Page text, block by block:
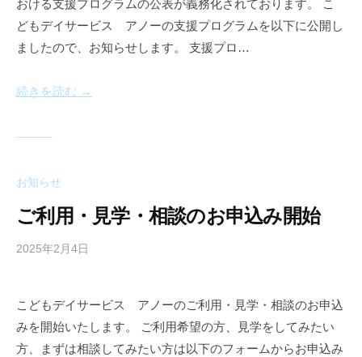
n
e
a
おける支援プログラムの公表が義務化されております。 こ
どもデイサービス アノーの支援プログラムを以下に公開し
ましたので、お知らせします。 支援プロ…
続きを読む →
お知らせ
ご利用・見学・相談のお申込み開始
2025年2月4日
n
n
e
こどもデイサービス アノーのご利用・見学・相談のお申込
みを開始いたします。 ご利用希望の方、見学をしてみたい
方、まずは相談してみたい方は以下のフォームからお申込み